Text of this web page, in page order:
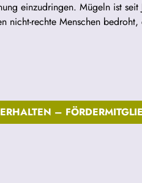
einzudringen. Mügeln ist
nicht-rechte Menschen
–